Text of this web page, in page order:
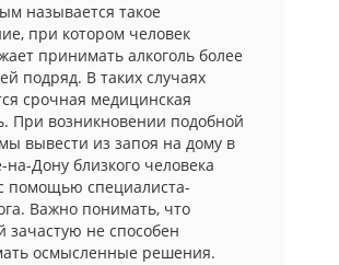
называется такое
при котором человек
принимать алкоголь более
подряд. В таких случаях
срочная медицинская
При возникновении подобной
вывести из запоя на дому в
на-Дону близкого человека
помощью специалиста-
Важно понимать, что
зачастую не способен
осмысленные решения.